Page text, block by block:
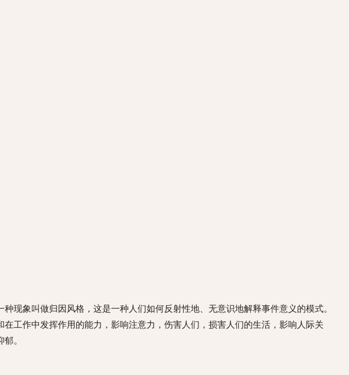
现象叫做归因风格，这是一种人们如何反射性地、无意识地解释事件意义的模式。
工作中发挥作用的能力，影响注意力，伤害人们，损害人们的生活，影响人际关
。